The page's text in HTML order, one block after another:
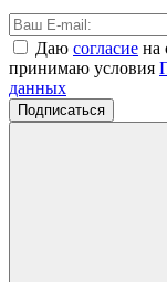
Даю согласие на
принимаю условия
данных
Подписаться